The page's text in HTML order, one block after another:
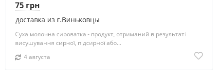
доставка из г.Виньковцы
75 грн
Суха молочна сироватка - продукт, отриманий в результаті
висушування сирної, підсирної або...
4 августа